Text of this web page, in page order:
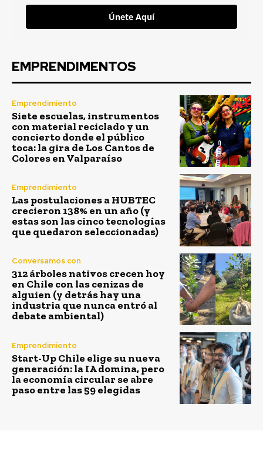
Únete Aquí
EMPRENDIMENTOS
Emprendimiento
Siete escuelas, instrumentos
con material reciclado y un
concierto donde el público
toca: la gira de Los Cantos de
Colores en Valparaíso
Emprendimiento
Las postulaciones a HUBTEC
crecieron 138% en un año (y
estas son las cinco tecnologías
que quedaron seleccionadas)
Conversamos con
312 árboles nativos crecen hoy
en Chile con las cenizas de
alguien (y detrás hay una
industria que nunca entró al
debate ambiental)
Emprendimiento
Start-Up Chile elige su nueva
generación: la IA domina, pero
la economía circular se abre
paso entre las 59 elegidas